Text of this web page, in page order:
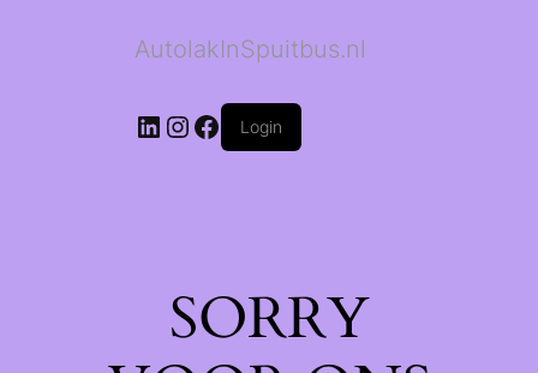
AutolakInSpuitbus.nl
LinkedIn
Instagram
Facebook
Login
SORRY